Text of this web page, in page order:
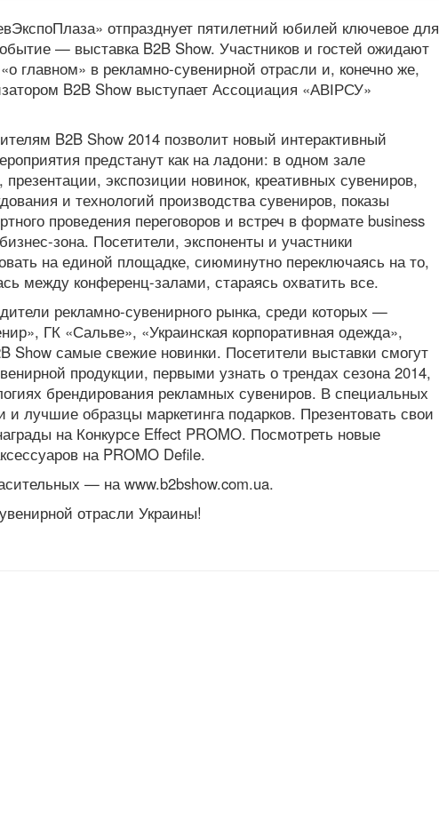
отпразднует пятилетний юбилей ключевое для
— выставка B2B Show. Участников и гостей ожидают
главном» в рекламно-сувенирной отрасли и, конечно же,
B2B Show выступает Ассоциация «АВІРСУ»
B2B Show 2014 позволит новый интерактивный
предстанут как на ладони: в одном зале
экспозиции новинок, креативных сувениров,
и технологий производства сувениров, показы
проведения переговоров и встреч в формате business
зона. Посетители, экспоненты и участники
на единой площадке, сиюминутно переключаясь на то,
между конференц-залами, стараясь охватить все.
рекламно-сувенирного рынка, среди которых —
ГК «Сальве», «Украинская корпоративная одежда»,
Show самые свежие новинки. Посетители выставки смогут
продукции, первыми узнать о трендах сезона 2014,
брендирования рекламных сувениров. В специальных
лучшие образцы маркетинга подарков. Презентовать свои
на Конкурсе Effect PROMO. Посмотреть новые
на PROMO Defile.
— на www.b2bshow.com.ua.
отрасли Украины!